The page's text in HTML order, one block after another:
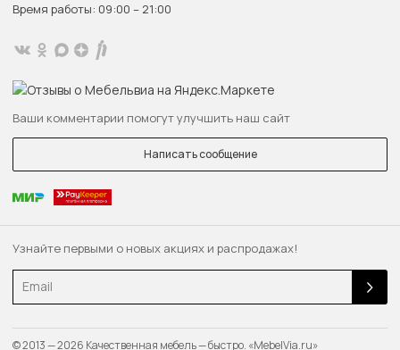
Узнайте первыми о новых акциях и распродажах!
Email
Время работы: 09:00 – 21:00
Ваши комментарии помогут улучшить наш сайт
Написать сообщение
© 2013 — 2026 Качественная мебель — быстро. «MebelVia.ru»